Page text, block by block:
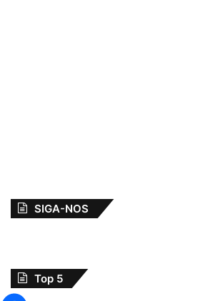
SIGA-NOS
Top 5